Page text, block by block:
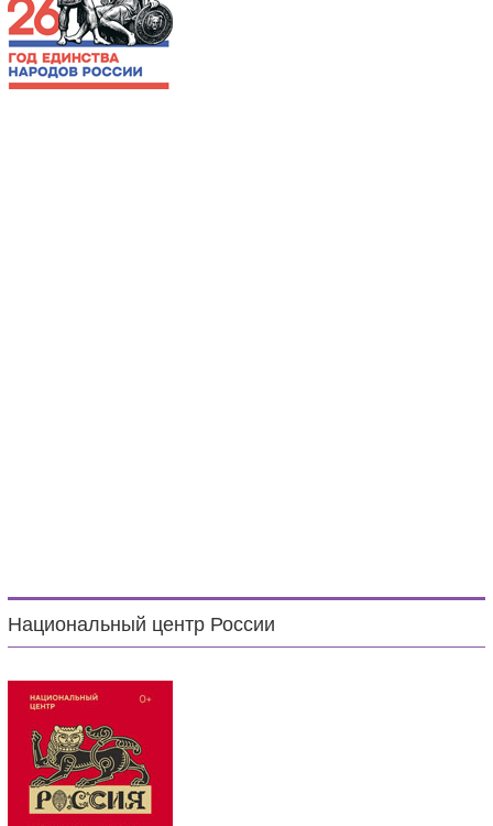
Национальный центр России